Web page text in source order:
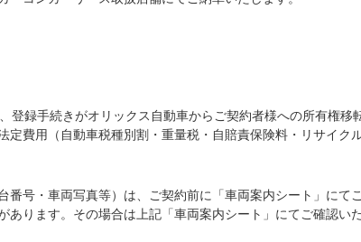
録手続きがオリックス自動車からご契約者様への所有権移
費用（自動車税種別割・重量税・自賠責保険料・リサイク
号・車両写真等）は、ご契約前に「車両案内シート」にて
ります。その場合は上記「車両案内シート」にてご確認い